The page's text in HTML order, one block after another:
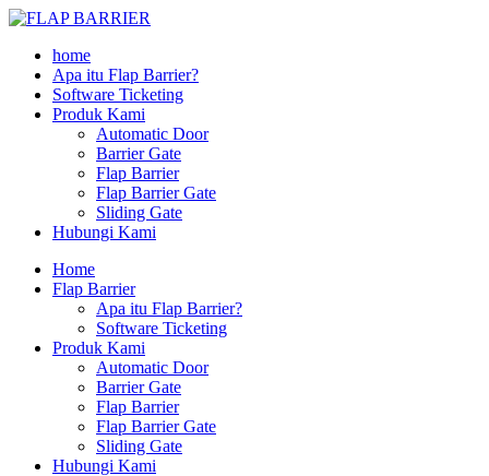
home
Apa itu Flap Barrier?
Software Ticketing
Produk Kami
Automatic Door
Barrier Gate
Flap Barrier
Flap Barrier Gate
Sliding Gate
Hubungi Kami
Home
Flap Barrier
Apa itu Flap Barrier?
Software Ticketing
Produk Kami
Automatic Door
Barrier Gate
Flap Barrier
Flap Barrier Gate
Sliding Gate
Hubungi Kami